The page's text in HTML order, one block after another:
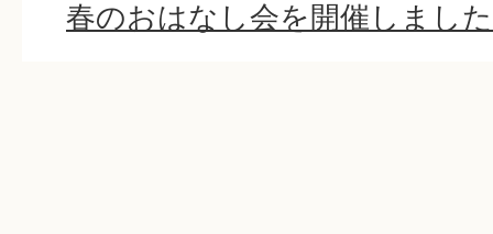
春のおはなし会を開催しまし